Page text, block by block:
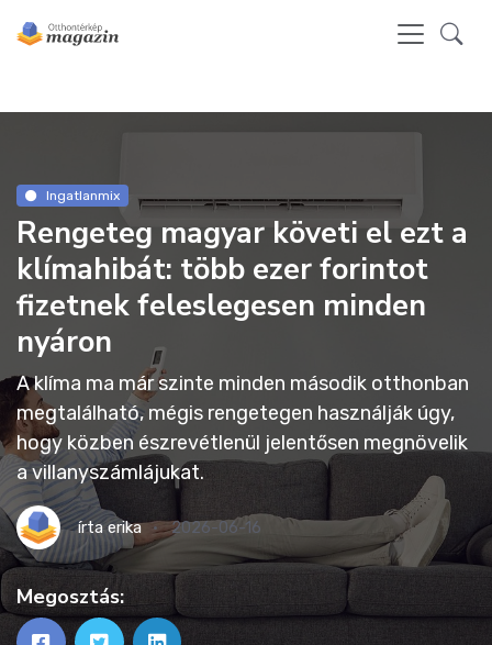
Ingatlanmix
Rengeteg magyar követi el ezt a
klímahibát: több ezer forintot
fizetnek feleslegesen minden
nyáron
A klíma ma már szinte minden második otthonban
megtalálható, mégis rengetegen használják úgy,
hogy közben észrevétlenül jelentősen megnövelik
a villanyszámlájukat.
írtaerika 2026-06-16
Megosztás: